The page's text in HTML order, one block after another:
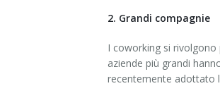
2. Grandi compagnie
I coworking si
aziende più grandi
recentemente adottato